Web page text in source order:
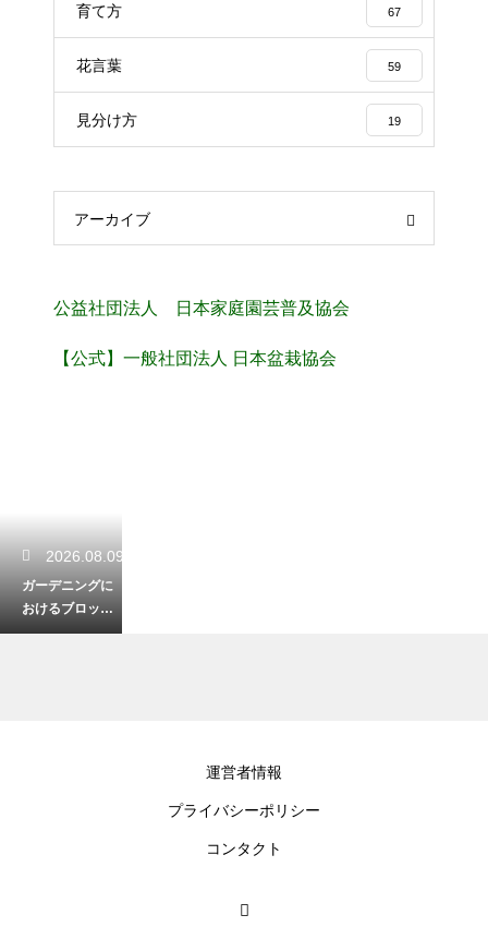
育て方 67
花言葉 59
見分け方 19
アーカイブ
公益社団法人 日本家庭園芸普及協会
【公式】一般社団法人 日本盆栽協会
2026.08.09
ガーデニングに
おけるブロック
の敷き方！おし
運営者情報
プライバシーポリシー
コンタクト